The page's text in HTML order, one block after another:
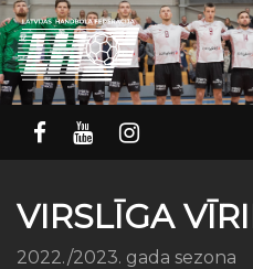
VIRSLĪGA
2022./2023. gada sezona